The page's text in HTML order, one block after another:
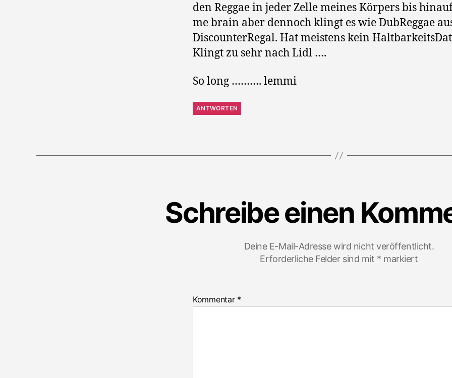
den Reggae in jeder Zelle meines Körpers bis
me brain aber dennoch klingt es wie DubReggae
DiscounterRegal. Hat meistens kein
Klingt zu sehr nach Lidl ….
So long ………. lemmi
ANTWORTEN
Schreibe einen
Deine E-Mail-Adresse wird nicht veröffentlicht.
Erforderliche Felder sind mit * markiert
Kommentar *